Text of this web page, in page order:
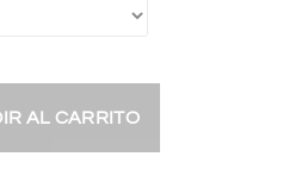
AL CARRITO